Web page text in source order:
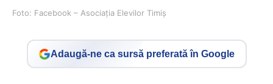
Foto: Facebook – Asociația Elevilor Timiș
Adaugă-ne ca sursă preferată în Google